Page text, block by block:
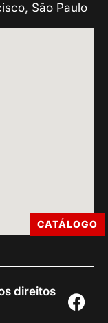
São Paulo
direitos
CATÁLOGO